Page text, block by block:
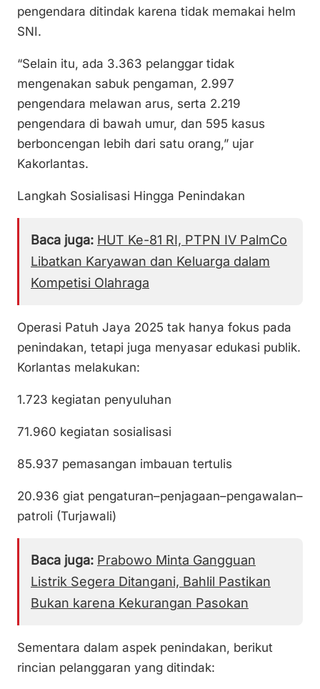
pengendara ditindak karena tidak memakai helm
SNI.
“Selain itu, ada 3.363 pelanggar tidak
mengenakan sabuk pengaman, 2.997
pengendara melawan arus, serta 2.219
pengendara di bawah umur, dan 595 kasus
berboncengan lebih dari satu orang,” ujar
Kakorlantas.
Langkah Sosialisasi Hingga Penindakan
Baca juga: HUT Ke-81 RI, PTPN IV PalmCo
Libatkan Karyawan dan Keluarga dalam
Kompetisi Olahraga
Operasi Patuh Jaya 2025 tak hanya fokus pada
penindakan, tetapi juga menyasar edukasi publik.
Korlantas melakukan:
1.723 kegiatan penyuluhan
71.960 kegiatan sosialisasi
85.937 pemasangan imbauan tertulis
20.936 giat pengaturan–penjagaan–pengawalan–
patroli (Turjawali)
Baca juga: Prabowo Minta Gangguan
Listrik Segera Ditangani, Bahlil Pastikan
Bukan karena Kekurangan Pasokan
Sementara dalam aspek penindakan, berikut
rincian pelanggaran yang ditindak: